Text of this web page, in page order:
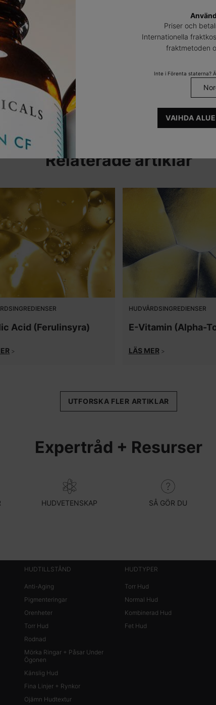
Relaterade artiklar
Acid (Ferulinsyra)
>
HUDVÅRDSINGREDIENSER
E-Vitamin (Alpha-
LÄS MER>
UTFORSKA FLER ARTIKLAR
Expertråd + Resurser
HUDVETENSKAP SÅ GÖR DU
HUDTILLSTÅND
Anti-Aging
Pigmenteringar
Orenheter
Torr Hud
Rodnad
Mörka Ringar + Påsar Under
Ögonen
Känslig Hud
Fina Linjer + Rynkor
Ojämn Hudtextur
HUDTYPER
Torr Hud
Normal Hud
Kombinerad Hud
Fet Hud
Priser och
Internationella
fraktmetoden
Inte i Förenta staterna?
VAIHDA